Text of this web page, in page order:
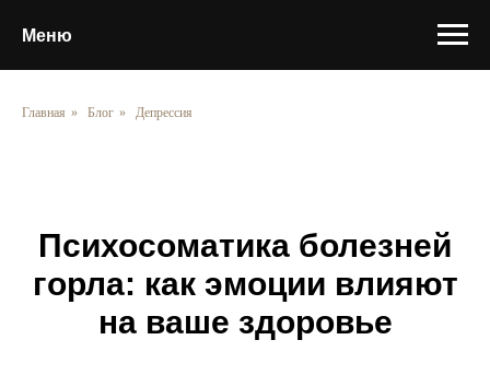
Меню
Главная » Блог » Депрессия
Психосоматика болезней
горла: как эмоции влияют
на ваше здоровье